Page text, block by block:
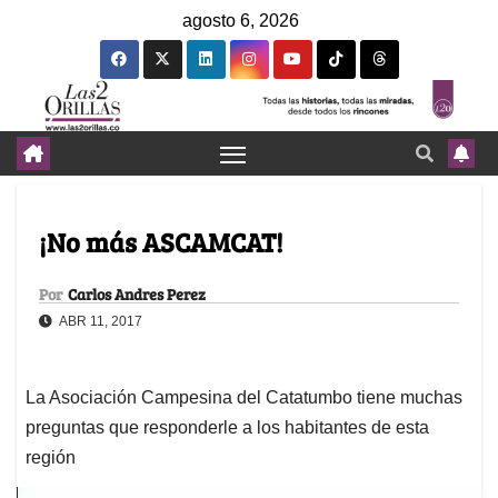
agosto 6, 2026
¡No más ASCAMCAT!
Por Carlos Andres Perez
ABR 11, 2017
La Asociación Campesina del Catatumbo tiene muchas
preguntas que responderle a los habitantes de esta
región